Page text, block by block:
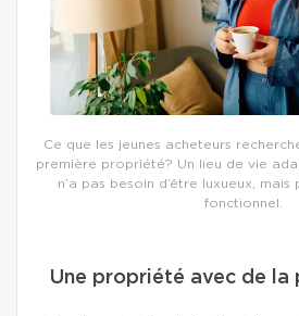
Ce que les jeunes acheteurs
première propriété? Un lieu de vie
n’a pas besoin d’être luxueux,
fonctionnel.
Une propriété avec de la